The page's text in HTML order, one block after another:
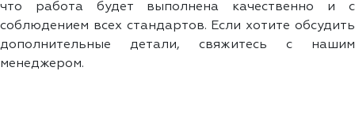
что работа будет выполнена качественно и с
соблюдением всех стандартов. Если хотите обсудить
дополнительные детали, свяжитесь с нашим
менеджером.